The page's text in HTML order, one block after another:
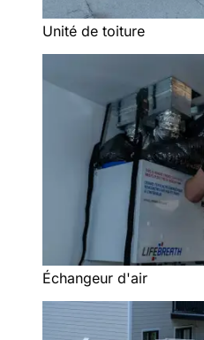
Unité de toiture
Échangeur d'air